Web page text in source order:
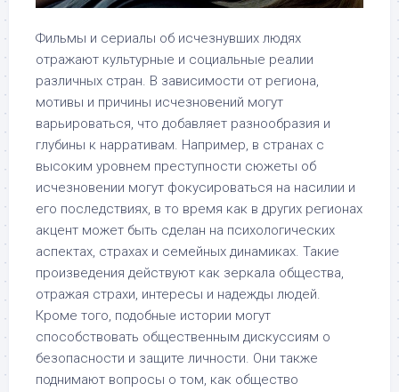
Фильмы и сериалы об исчезнувших людях
отражают культурные и социальные реалии
различных стран. В зависимости от региона,
мотивы и причины исчезновений могут
варьироваться, что добавляет разнообразия и
глубины к нарративам. Например, в странах с
высоким уровнем преступности сюжеты об
исчезновении могут фокусироваться на насилии и
его последствиях, в то время как в других регионах
акцент может быть сделан на психологических
аспектах, страхах и семейных динамиках. Такие
произведения действуют как зеркала общества,
отражая страхи, интересы и надежды людей.
Кроме того, подобные истории могут
способствовать общественным дискуссиям о
безопасности и защите личности. Они также
поднимают вопросы о том, как общество